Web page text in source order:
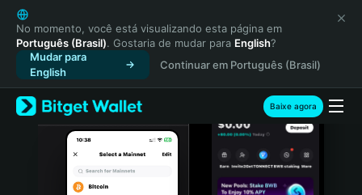
English
日本語
Tiếng Việt
Русский
Español (Latinoamérica)
Türkçe
Italiano
No momento, você está visualizando esta página em
Português (Brasil). Gostaria de mudar para English?
Mudar para
English
Continuar em Português (Brasil)
Baixe agora